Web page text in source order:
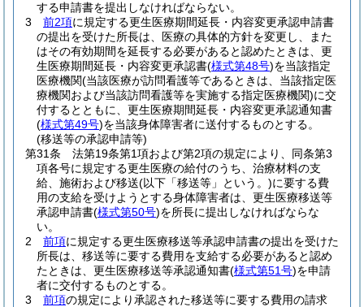
する申請書を提出しなければならない。
3
前2項に規定する更生医療期間延長・内容変更承認申請書
の提出を受けた所長は、医療の具体的方針を変更し、また
はその有効期間を延長する必要があると認めたときは、更
生医療期間延長・内容変更承認書(様式第48号)を当該指定
医療機関(当該医療が訪問看護等であるときは、当該指定医
療機関および当該訪問看護等を実施する指定医療機関)に交
付するとともに、更生医療期間延長・内容変更承認通知書
(様式第49号)を当該身体障害者に送付するものとする。
(移送等の承認申請等)
第31条
法第19条第1項および第2項の規定により、同条第3
項各号に規定する更生医療の給付のうち、治療材料の支
給、施術および移送(以下「移送等」という。)に要する費
用の支給を受けようとする身体障害者は、更生医療移送等
承認申請書(様式第50号)を所長に提出しなければならな
い。
2
前項に規定する更生医療移送等承認申請書の提出を受けた
所長は、移送等に要する費用を支給する必要があると認め
たときは、更生医療移送等承認通知書(様式第51号)を申請
者に交付するものとする。
3
前項の規定により承認された移送等に要する費用の請求